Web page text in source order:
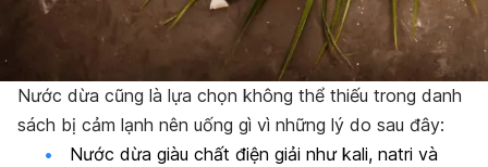
Nước dừa cũng là lựa chọn không thể thiếu trong danh
sách bị cảm lạnh nên uống gì vì những lý do sau đây:
Nước dừa giàu chất điện giải như kali, natri và